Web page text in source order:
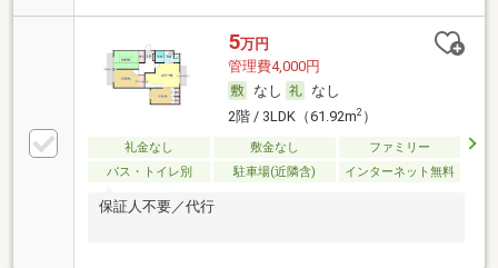
5万円
管理費4,000円
なし
なし
2階 / 3LDK（61.92m2）
礼金なし 敷金なし
ファミリー
バス・トイレ別
駐車場(近隣含) インターネット無料
保証人不要／代行